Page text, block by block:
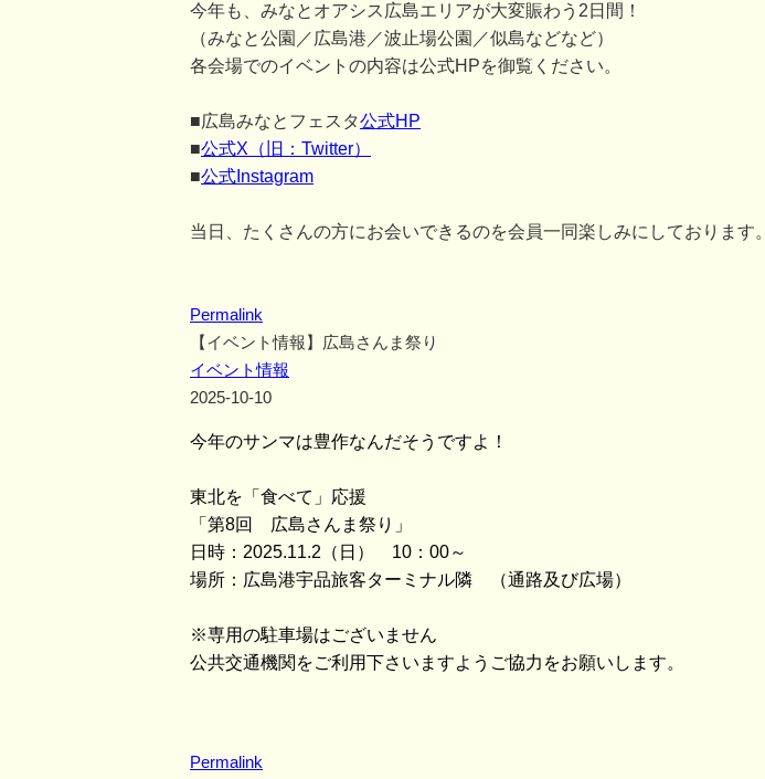
今年も、みなとオアシス広島エリアが大変賑わう2日間！
（みなと公園／広島港／波止場公園／似島などなど）
各会場でのイベントの内容は公式HPを御覧ください。
■広島みなとフェスタ公式HP
■公式X（旧：Twitter）
■公式Instagram
当日、たくさんの方にお会いできるのを会員一同楽しみにしております。
Permalink
【イベント情報】広島さんま祭り
イベント情報
2025-10-10
今年のサンマは豊作なんだそうですよ！
東北を「食べて」応援
「第8回 広島さんま祭り」
日時：2025.11.2（日） 10：00～
場所：広島港宇品旅客ターミナル隣 （通路及び広場）
※専用の駐車場はございません
公共交通機関をご利用下さいますようご協力をお願いします。
Permalink